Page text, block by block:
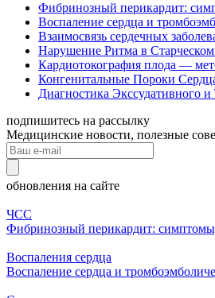
Фибринозный перикардит:
Воспаление сердца и
Взаимосвязь сердечных
Нарушение Ритма в
Кардиотокография плода —
Конгенитальные Пороки
Диагностика Экссудативного
подпишитесь на рассылку
Медицинские новости, полезные
обновления на сайте
ЧСС
Фибринозный перикардит:
Воспаления сердца
Воспаление сердца и